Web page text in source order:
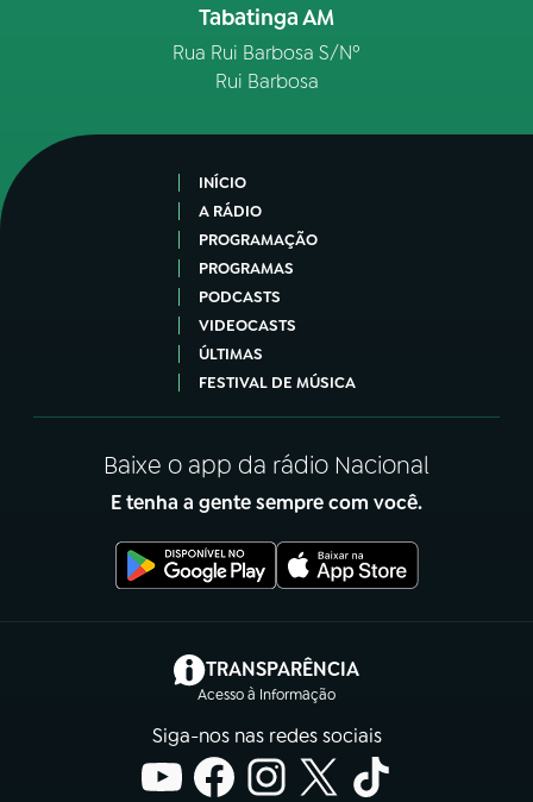
Tabatinga AM
Rua Rui Barbosa S/Nº
Rui Barbosa
INÍCIO
A RÁDIO
PROGRAMAÇÃO
PROGRAMAS
PODCASTS
VIDEOCASTS
ÚLTIMAS
FESTIVAL DE MÚSICA
Baixe o app da rádio Nacional
E tenha a gente sempre com você.
TRANSPARÊNCIA
Acesso à Informação
(abre em nova aba)
Siga-nos nas redes sociais